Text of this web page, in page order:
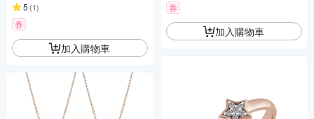
5 (1)
券
加入購物車
券
加入購物車